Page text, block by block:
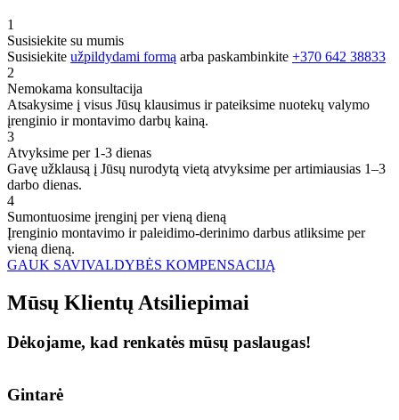
1
Susisiekite su mumis
Susisiekite užpildydami formą arba paskambinkite +370 642 38833
2
Nemokama konsultacija
Atsakysime į visus Jūsų klausimus ir pateiksime nuotekų valymo
įrenginio ir montavimo darbų kainą.
3
Atvyksime per 1-3 dienas
Gavę užklausą į Jūsų nurodytą vietą atvyksime per artimiausias 1–3
darbo dienas.
4
Sumontuosime įrenginį per vieną dieną
Įrenginio montavimo ir paleidimo-derinimo darbus atliksime per
vieną dieną.
GAUK SAVIVALDYBĖS KOMPENSACIJĄ
Mūsų Klientų Atsiliepimai
Dėkojame, kad renkatės mūsų paslaugas!
Gintarė